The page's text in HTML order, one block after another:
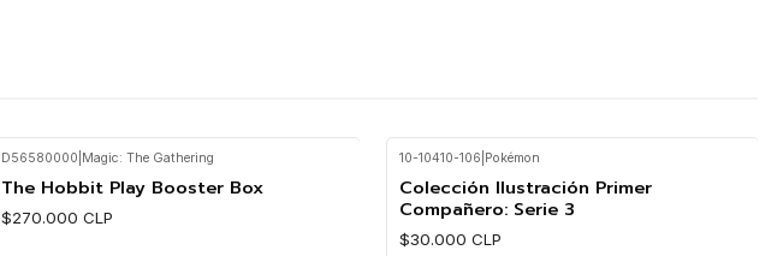
D56580000 Magic: The Gathering
The Hobbit Play Booster Box
$270.000 CLP
10-10410-106 Pokémon
Colección Ilustración Primer
Compañero: Serie 3
$30.000 CLP